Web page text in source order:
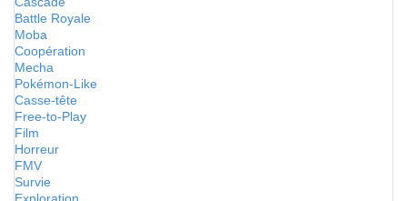
Battle Royale
Moba
Coopération
Mecha
Pokémon-Like
Casse-tête
Free-to-Play
Film
Horreur
FMV
Survie